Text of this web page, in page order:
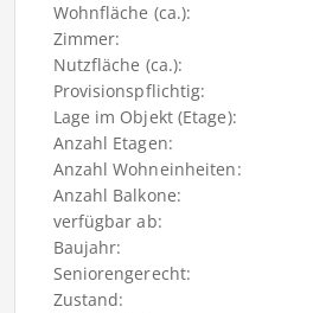
Wohnfläche (ca.):
Zimmer:
Nutzfläche (ca.):
Provisionspflichtig:
Lage im Objekt (Etage):
Anzahl Etagen:
Anzahl Wohneinheiten:
Anzahl Balkone:
verfügbar ab:
Baujahr:
Seniorengerecht:
Zustand: